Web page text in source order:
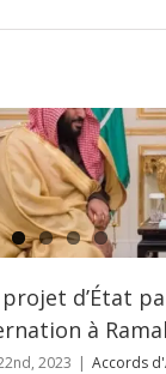
projet d’État
à
2023 | Accords